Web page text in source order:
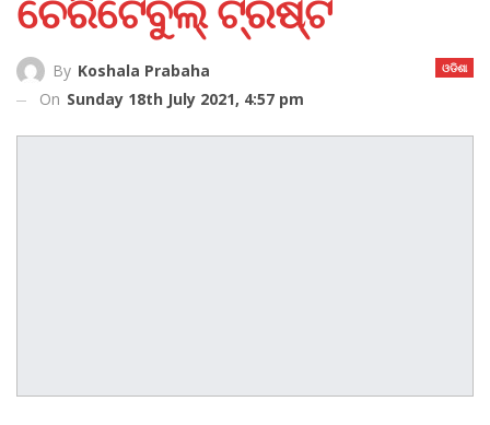
ଚେରିଟେବୁଲ୍ ଟ୍ରଷ୍ଟ
ଓଡିଶା
By Koshala Prabaha
On Sunday 18th July 2021, 4:57 pm